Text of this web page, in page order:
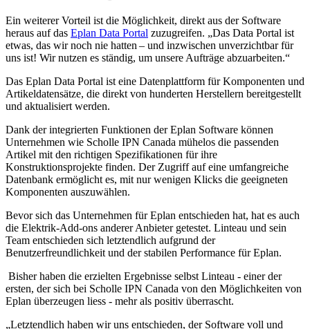
Ein weiterer Vorteil ist die Möglichkeit, direkt aus der Software
heraus auf das Eplan Data Portal zuzugreifen. „Das Data Portal ist
etwas, das wir noch nie hatten – und inzwischen unverzichtbar für
uns ist! Wir nutzen es ständig, um unsere Aufträge abzuarbeiten.“
Das Eplan Data Portal ist eine Datenplattform für Komponenten und
Artikeldatensätze, die direkt von hunderten Herstellern bereitgestellt
und aktualisiert werden.
Dank der integrierten Funktionen der Eplan Software können
Unternehmen wie Scholle IPN Canada mühelos die passenden
Artikel mit den richtigen Spezifikationen für ihre
Konstruktionsprojekte finden. Der Zugriff auf eine umfangreiche
Datenbank ermöglicht es, mit nur wenigen Klicks die geeigneten
Komponenten auszuwählen.
Bevor sich das Unternehmen für Eplan entschieden hat, hat es auch
die Elektrik-Add-ons anderer Anbieter getestet. Linteau und sein
Team entschieden sich letztendlich aufgrund der
Benutzerfreundlichkeit und der stabilen Performance für Eplan.
Bisher haben die erzielten Ergebnisse selbst Linteau - einer der
ersten, der sich bei Scholle IPN Canada von den Möglichkeiten von
Eplan überzeugen liess - mehr als positiv überrascht.
„Letztendlich haben wir uns entschieden, der Software voll und